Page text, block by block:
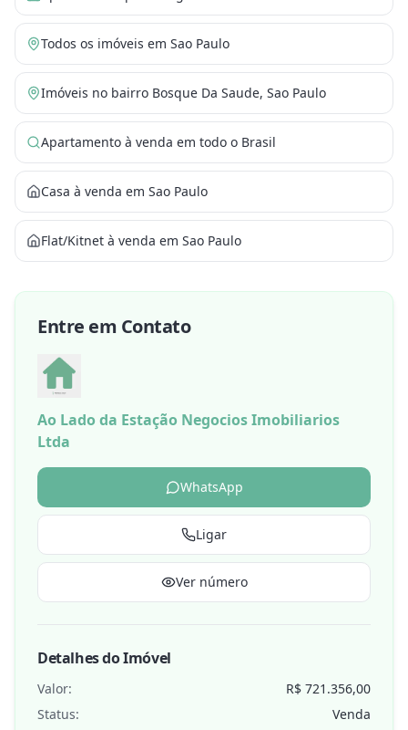
Todos os imóveis em Sao Paulo
Imóveis no bairro Bosque Da Saude, Sao Paulo
Apartamento à venda em todo o Brasil
Casa à venda em Sao Paulo
Flat/Kitnet à venda em Sao Paulo
Entre em Contato
Ao Lado da Estação Negocios Imobiliarios
Ltda
WhatsApp
Ligar
Ver número
Detalhes do Imóvel
Valor:
R$ 721.356,00
Status:
Venda